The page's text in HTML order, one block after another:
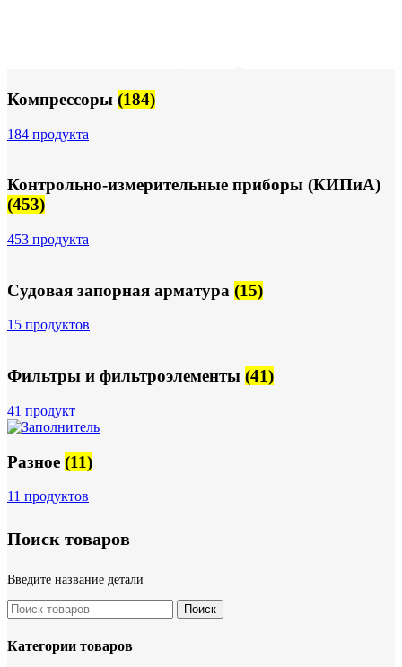
Компрессоры (184)
184 продукта
Контрольно-измерительные приборы (КИПиА)
(453)
453 продукта
Судовая запорная арматура (15)
15 продуктов
Фильтры и фильтроэлементы (41)
41 продукт
Разное (11)
11 продуктов
Поиск товаров
Введите название детали
Поиск
Категории товаров